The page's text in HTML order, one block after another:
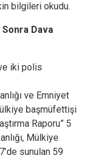
bilgileri okudu.
Sonra Dava
iki polis
ve Emniyet
başmüfettişi
Raporu” 5
Mülkiye
sunulan 59